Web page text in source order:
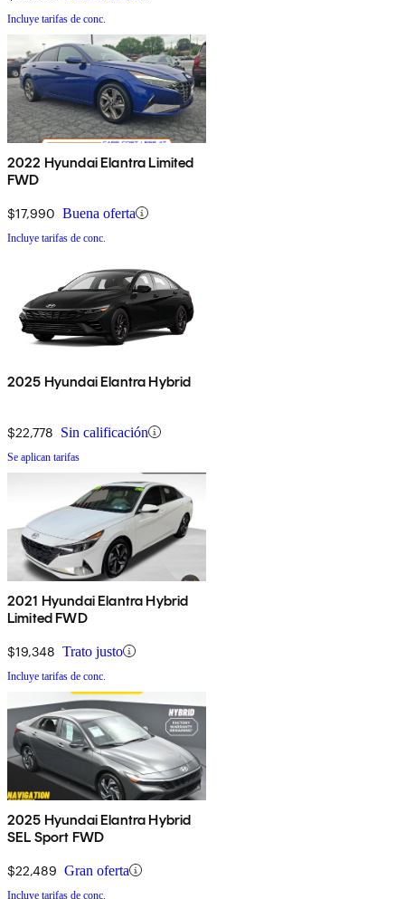
Incluye tarifas de conc.
2022 Hyundai Elantra Limited
FWD
$17,990 Buena oferta
Incluye tarifas de conc.
2025 Hyundai Elantra Hybrid
$22,778 Sin calificación
Se aplican tarifas
2021 Hyundai Elantra Hybrid
Limited FWD
$19,348 Trato justo
Incluye tarifas de conc.
2025 Hyundai Elantra Hybrid
SEL Sport FWD
$22,489 Gran oferta
Incluye tarifas de conc.